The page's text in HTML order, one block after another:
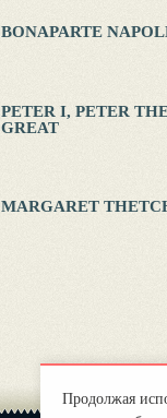
BONAPARTE
PETER I, PETER
GREAT
MARGARET
Продолжая